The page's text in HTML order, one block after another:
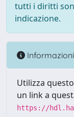
tutti i diritti
indicazione.
Informazioni
Utilizza
un link a
https://